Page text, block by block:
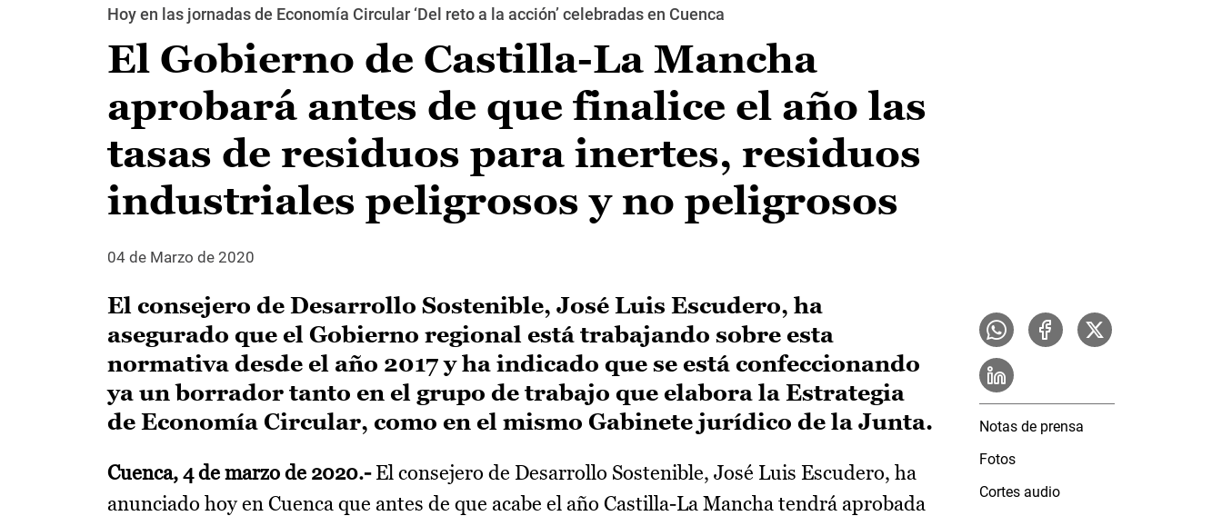
Hoy en las jornadas de Economía Circular ‘Del reto a la acción’ celebradas en Cuenca
El Gobierno de Castilla-La Mancha
aprobará antes de que finalice el año las
tasas de residuos para inertes, residuos
industriales peligrosos y no peligrosos
04 de Marzo de 2020
El consejero de Desarrollo Sostenible, José Luis Escudero, ha
asegurado que el Gobierno regional está trabajando sobre esta
normativa desde el año 2017 y ha indicado que se está confeccionando
ya un borrador tanto en el grupo de trabajo que elabora la Estrategia
de Economía Circular, como en el mismo Gabinete jurídico de la Junta.
Cuenca, 4 de marzo de 2020.-El consejero de Desarrollo Sostenible, José Luis Escudero, ha
anunciado hoy en Cuenca que antes de que acabe el año Castilla-La Mancha tendrá aprobada
Notas de prensa
Fotos
Cortes audio